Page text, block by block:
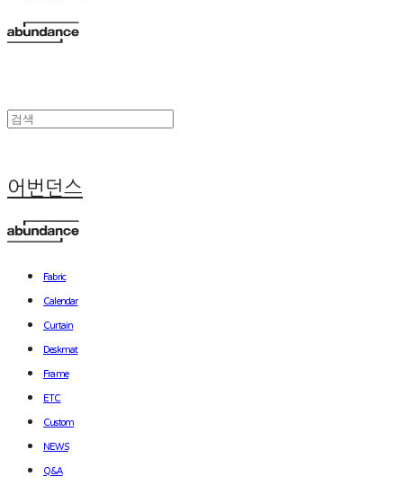
어번던스
Fabric
Calendar
Curtain
Deskmat
Frame
ETC
Custom
NEWS
Q&A